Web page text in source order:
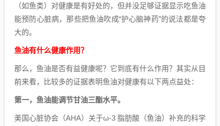
（如鱼类）对健康是有好处的，但并没足够证据显示吃鱼油
能预防心脏病，那些把鱼油吹成“护心脑神药”的说法都是夸
大的。
鱼油有什么健康作用？
那么，鱼油是否有益健康呢？它到底有什么作用？其实从目
前来看，比较多的证据表明鱼油对健康有以下两点益处：
第一，鱼油能调节甘油三酯水平。
美国心脏协会（AHA）关于ω-3 脂肪酸（鱼油）补充的科学